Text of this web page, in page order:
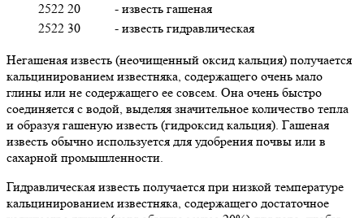
2522 20
- известь гашеная
2522 30
- известь гидравлическая
Негашеная известь (неочищенный оксид кальция) получается
кальцинированием известняка, содержащего очень мало
глины или не содержащего ее совсем. Она очень быстро
соединяется с водой, выделяя значительное количество тепла
и образуя гашеную известь (гидроксид кальция). Гашеная
известь обычно используется для удобрения почвы или в
сахарной промышленности.
Гидравлическая известь получается при низкой температуре
кальцинированием известняка, содержащего достаточное